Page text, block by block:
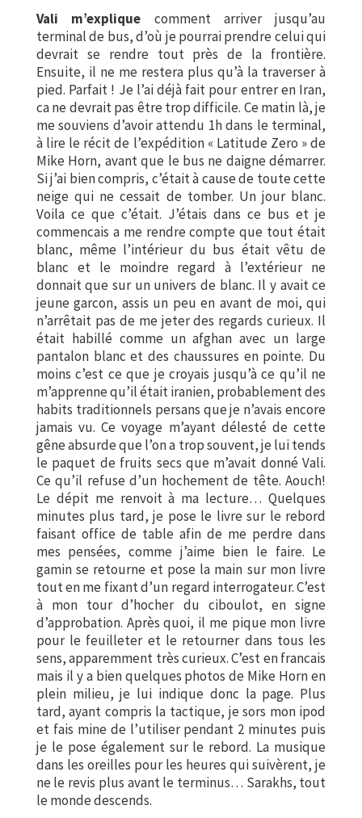
Vali m’explique comment arriver jusqu’au
terminal de bus, d’où je pourrai prendre celui qui
devrait se rendre tout près de la frontière.
Ensuite, il ne me restera plus qu’à la traverser à
pied. Parfait ! Je l’ai déjà fait pour entrer en Iran,
ca ne devrait pas être trop difficile. Ce matin là, je
me souviens d’avoir attendu 1h dans le terminal,
à lire le récit de l’expédition « Latitude Zero » de
Mike Horn, avant que le bus ne daigne démarrer.
Si j’ai bien compris, c’était à cause de toute cette
neige qui ne cessait de tomber. Un jour blanc.
Voila ce que c’était. J’étais dans ce bus et je
commencais a me rendre compte que tout était
blanc, même l’intérieur du bus était vêtu de
blanc et le moindre regard à l’extérieur ne
donnait que sur un univers de blanc. Il y avait ce
jeune garcon, assis un peu en avant de moi, qui
n’arrêtait pas de me jeter des regards curieux. Il
était habillé comme un afghan avec un large
pantalon blanc et des chaussures en pointe. Du
moins c’est ce que je croyais jusqu’à ce qu’il ne
m’apprenne qu’il était iranien, probablement des
habits traditionnels persans que je n’avais encore
jamais vu. Ce voyage m’ayant délesté de cette
gêne absurde que l’on a trop souvent, je lui tends
le paquet de fruits secs que m’avait donné Vali.
Ce qu’il refuse d’un hochement de tête. Aouch!
Le dépit me renvoit à ma lecture… Quelques
minutes plus tard, je pose le livre sur le rebord
faisant office de table afin de me perdre dans
mes pensées, comme j’aime bien le faire. Le
gamin se retourne et pose la main sur mon livre
tout en me fixant d’un regard interrogateur. C’est
à mon tour d’hocher du ciboulot, en signe
d’approbation. Après quoi, il me pique mon livre
pour le feuilleter et le retourner dans tous les
sens, apparemment très curieux. C’est en francais
mais il y a bien quelques photos de Mike Horn en
plein milieu, je lui indique donc la page. Plus
tard, ayant compris la tactique, je sors mon ipod
et fais mine de l’utiliser pendant 2 minutes puis
je le pose également sur le rebord. La musique
dans les oreilles pour les heures qui suivèrent, je
ne le revis plus avant le terminus… Sarakhs, tout
le monde descends.